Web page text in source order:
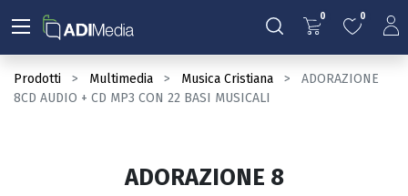
0 0
Prodotti Multimedia Musica Cristiana
ADORAZIONE
8CD AUDIO + CD MP3 CON 22 BASI MUSICALI
ADORAZIONE 8